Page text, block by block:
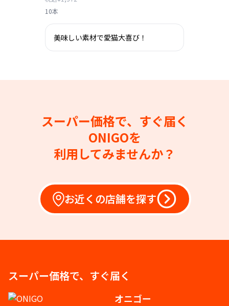
10本
美味しい素材で愛猫大喜び！
スーパー価格で、すぐ届く
ONIGOを
利用してみませんか？
お近くの店舗を探す
スーパー価格で、すぐ届く
オニゴー